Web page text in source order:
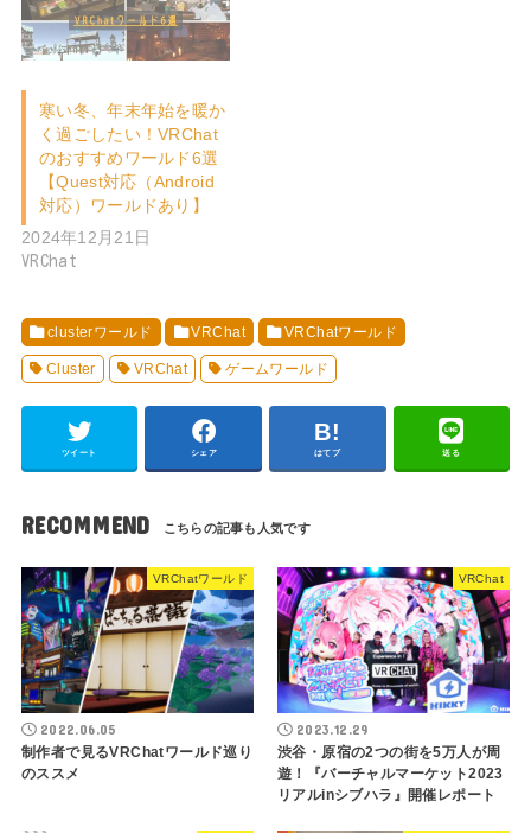
寒い冬、年末年始を暖か
く過ごしたい！VRChat
のおすすめワールド6選
【Quest対応（Android
対応）ワールドあり】
2024年12月21日
VRChat
clusterワールド VRChat VRChatワールド
Cluster VRChat ゲームワールド
ツイート シェア はてブ 送る
RECOMMEND
VRChatワールド
2022.06.05
制作者で見るVRChatワールド巡り
のススメ
VRChat
2023.12.29
渋谷・原宿の2つの街を5万人が周
遊！『バーチャルマーケット2023
リアルinシブハラ』開催レポート